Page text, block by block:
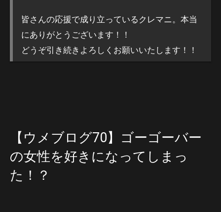
皆さんの応援で成り立っているクレマニ。本当
にありがとうございます！！
どうぞ引き続きよろしくお願いいたします！！
【ウメブログ70】ゴーゴーバー
の女性を好きになってしまっ
た！？